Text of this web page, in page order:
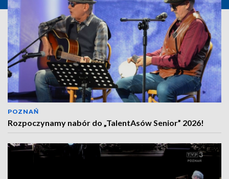
POZNAŃ
Rozpoczynamy nabór do „TalentAsów Senior” 2026!